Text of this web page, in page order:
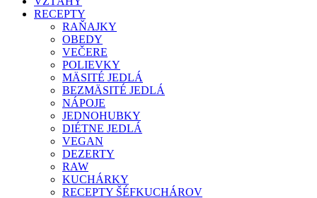
RECEPTY
RAŇAJKY
OBEDY
VEČERE
POLIEVKY
MÄSITÉ JEDLÁ
BEZMÄSITÉ JEDLÁ
NÁPOJE
JEDNOHUBKY
DIÉTNE JEDLÁ
VEGAN
DEZERTY
RAW
KUCHÁRKY
RECEPTY ŠÉFKUCHÁROV